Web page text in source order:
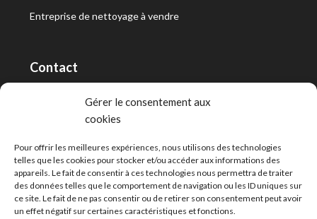
Gérer le consentement aux
cookies
Pour offrir les meilleures expériences, nous utilisons des technologies
telles que les cookies pour stocker et/ou accéder aux informations des
appareils. Le fait de consentir à ces technologies nous permettra de traiter
des données telles que le comportement de navigation ou les ID uniques sur
ce site. Le fait de ne pas consentir ou de retirer son consentement peut avoir
un effet négatif sur certaines caractéristiques et fonctions.
Entreprise de nettoyage à vendre
Contact
RT Capital First SA/Ltd
info@capitalfirst.ch